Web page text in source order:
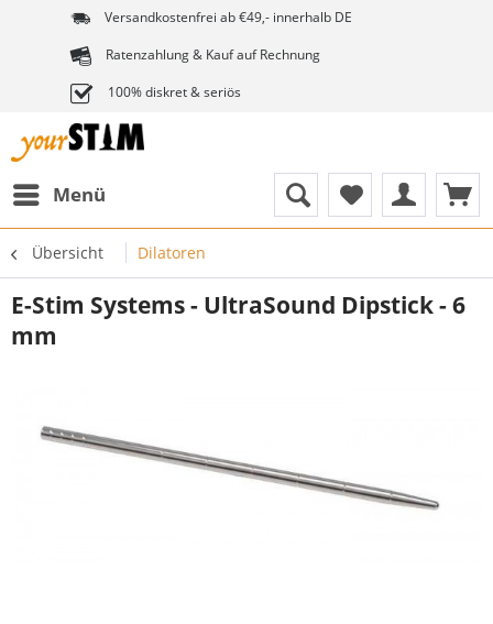
Versandkostenfrei ab €49,- innerhalb DE
Ratenzahlung & Kauf auf Rechnung
100% diskret & seriös
Menü
Übersicht Dilatoren
E-Stim Systems - UltraSound Dipstick - 6
mm